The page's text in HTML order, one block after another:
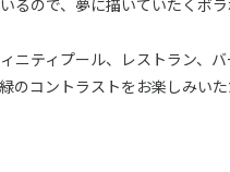
るので、夢に描いていたくボ
ニティプール、レストラン、
のコントラストをお楽しみいた